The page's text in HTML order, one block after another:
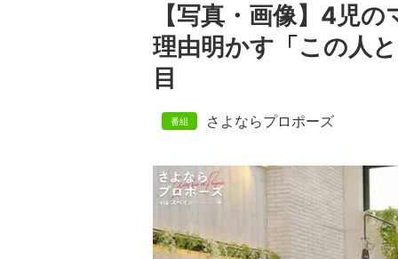
【写真・画像】4児
理由明かす「この人
目
さよならプロポーズ